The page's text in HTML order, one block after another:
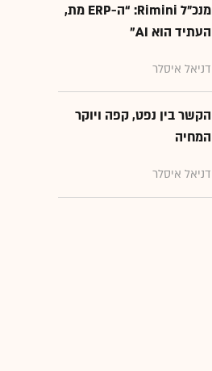
מנכ״ל Rimini: “ה-ERP מת,
העתיד הוא AI"
דניאל איסלר
הקשר בין נפט, קפה ויוקר
המחיה
דניאל איסלר